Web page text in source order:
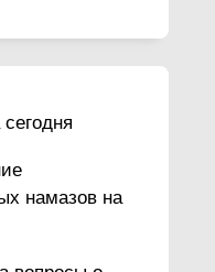
намазов на